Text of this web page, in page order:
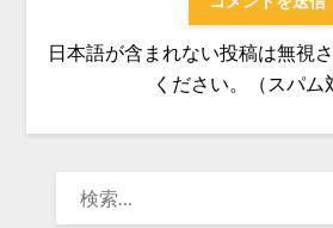
日本語が含まれない投稿は無視
ください。（スパム